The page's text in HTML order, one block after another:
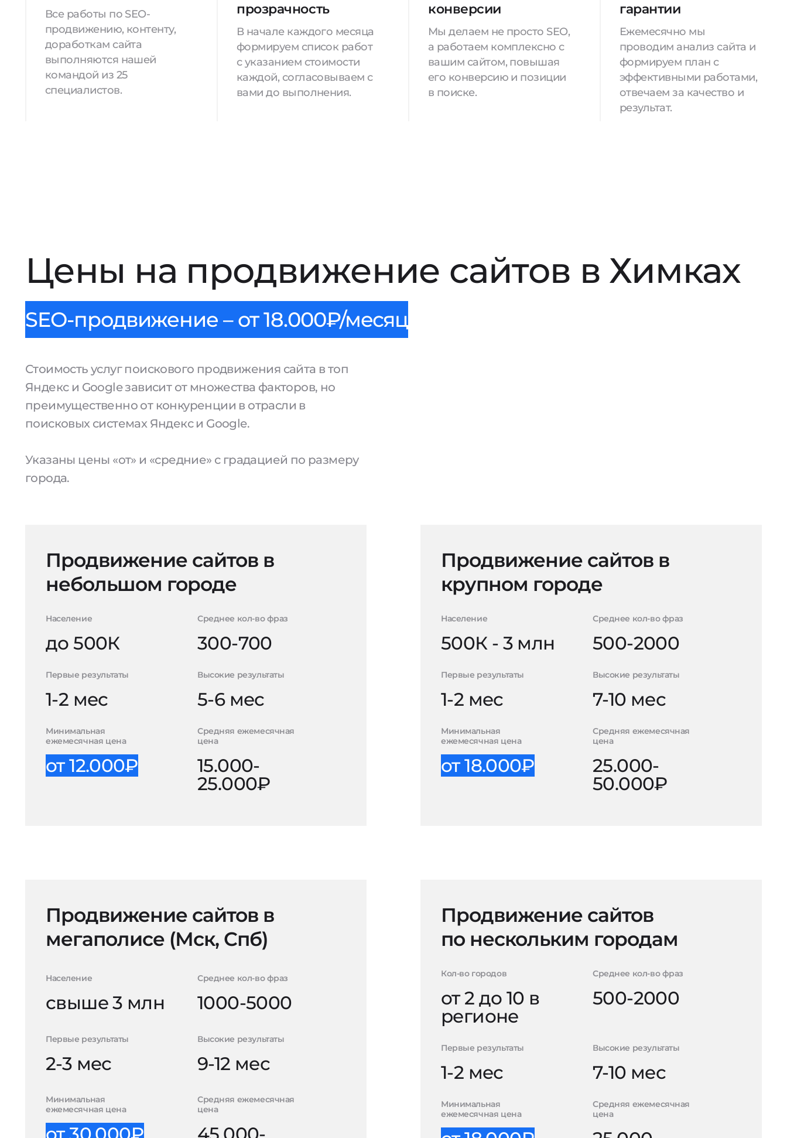
Все работы по SEO-
продвижению, контенту,
доработкам сайта
выполняются нашей
командой из 25
специалистов.
прозрачность
В начале каждого месяца
формируем список работ
с указанием стоимости
каждой, согласовываем с
вами до выполнения.
конверсии
Мы делаем не просто SEO,
а работаем комплексно с
вашим сайтом, повышая
его конверсию и позиции
в поиске.
гарантии
Ежемесячно мы
проводим анализ сайта и
формируем план с
эффективными работами,
отвечаем за качество и
результат.
Цены на продвижение сайтов в Химках
SEO-продвижение – от 18.000₽/месяц
Стоимость услуг поискового продвижения сайта в топ
Яндекс и Google зависит от множества факторов, но
преимущественно от конкуренции в отрасли в
поисковых системах Яндекс и Google.
Указаны цены «от» и «средние» с градацией по размеру
города.
Продвижение сайтов в
небольшом городе
Население
до 500К
Среднее кол-во фраз
300-700
Первые результаты
1-2 мес
Высокие результаты
5-6 мес
Минимальная
ежемесячная цена
от 12.000₽
Средняя ежемесячная
цена
15.000-
25.000₽
Продвижение сайтов в
крупном городе
Население
500К - 3 млн
Среднее кол-во фраз
500-2000
Первые результаты
1-2 мес
Высокие результаты
7-10 мес
Минимальная
ежемесячная цена
от 18.000₽
Средняя ежемесячная
цена
25.000-
50.000₽
Продвижение сайтов в
мегаполисе (Мск, Спб)
Население
свыше 3 млн
Среднее кол-во фраз
1000-5000
Первые результаты
2-3 мес
Высокие результаты
9-12 мес
Минимальная
ежемесячная цена
Средняя ежемесячная
цена
Продвижение сайтов
по нескольким городам
Кол-во городов
от 2 до 10 в
регионе
Среднее кол-во фраз
500-2000
Первые результаты
1-2 мес
Высокие результаты
7-10 мес
Минимальная
ежемесячная цена
Средняя ежемесячная
цена